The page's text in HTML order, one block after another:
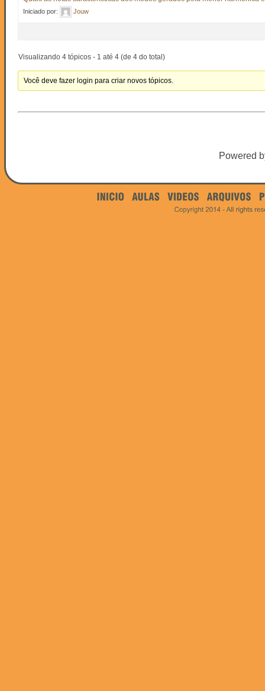
Iniciado por: Jouw
Visualizando 4 tópicos - 1 até 4 (de 4 do total)
Você deve fazer login para criar novos tópicos.
Powered